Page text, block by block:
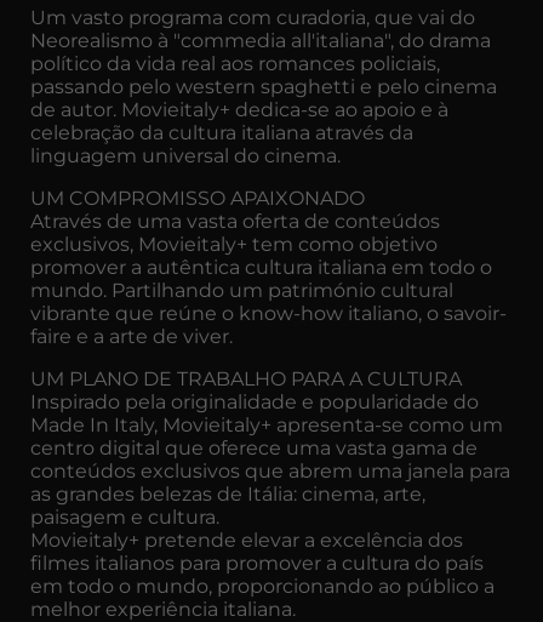
Um vasto programa com curadoria, que vai do
Neorealismo à "commedia all'italiana", do drama
político da vida real aos romances policiais,
passando pelo western spaghetti e pelo cinema
de autor. Movieitaly+ dedica-se ao apoio e à
celebração da cultura italiana através da
linguagem universal do cinema.
UM COMPROMISSO APAIXONADO
Através de uma vasta oferta de conteúdos
exclusivos, Movieitaly+ tem como objetivo
promover a autêntica cultura italiana em todo o
mundo. Partilhando um património cultural
vibrante que reúne o know-how italiano, o savoir-
faire e a arte de viver.
UM PLANO DE TRABALHO PARA A CULTURA
Inspirado pela originalidade e popularidade do
Made In Italy, Movieitaly+ apresenta-se como um
centro digital que oferece uma vasta gama de
conteúdos exclusivos que abrem uma janela para
as grandes belezas de Itália: cinema, arte,
paisagem e cultura.
Movieitaly+ pretende elevar a excelência dos
filmes italianos para promover a cultura do país
em todo o mundo, proporcionando ao público a
melhor experiência italiana.